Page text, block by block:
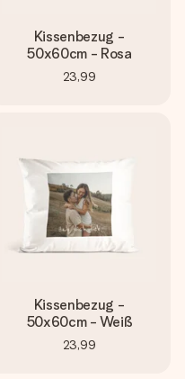
Kissenbezug -
50x60cm - Rosa
23,99
Kissenbezug -
50x60cm - Weiß
23,99